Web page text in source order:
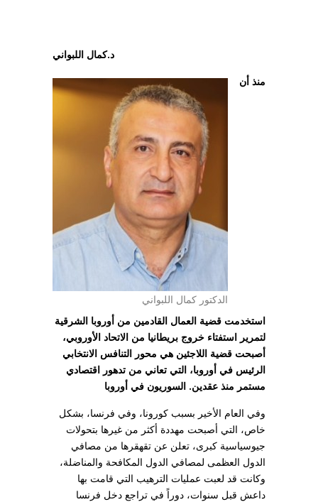
د.كمال اللبواني
الدكتور كمال اللبواني
منذ أن
استخدمت قضية العمال القادمين من أوروبا الشرقية
لتمرير استفتاء خروج بريطانيا من الاتحاد الأوروبي،
أصبحت قضية اللاجئين هي محور التنافس الانتخابي
الرئيس في أوروبا، التي تعاني من تدهور اقتصادي
مستمر منذ عقدين. السوريون في أوروبا
وفي العام الأخير بسبب كورونا، وفي فرنسا، بشكل
خاص، التي أصبحت مهددة أكثر من غيرها بتحولات
جيوسياسية كبرى، تعلن عن تقهقرها من مصافي
الدول العظمى لمصافي الدول المكافحة والمناضلة،
وكانت قد لعبت عمليات الترهيب التي قامت بها
داعش قبل سنوات، دوراً في تراجع دخل فرنسا